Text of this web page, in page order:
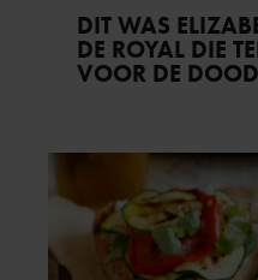
DIT WAS
DE ROYAL DIE
VOOR DE